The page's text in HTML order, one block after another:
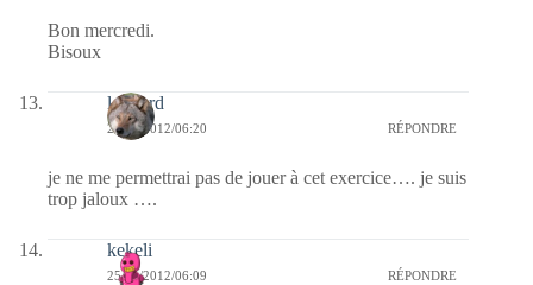
Bon mercredi.
Bisoux
louvard
25/01/2012/06:20 RÉPONDRE
je ne me permettrai pas de jouer à cet exercice…. je suis
trop jaloux ….
kekeli
25/01/2012/06:09 RÉPONDRE